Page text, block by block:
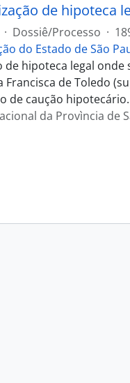
de hipoteca
· Dossiê/Processo ·
do Estado de São
de hipoteca legal
de Toledo
de caução hipotecário.
da Provìncia de